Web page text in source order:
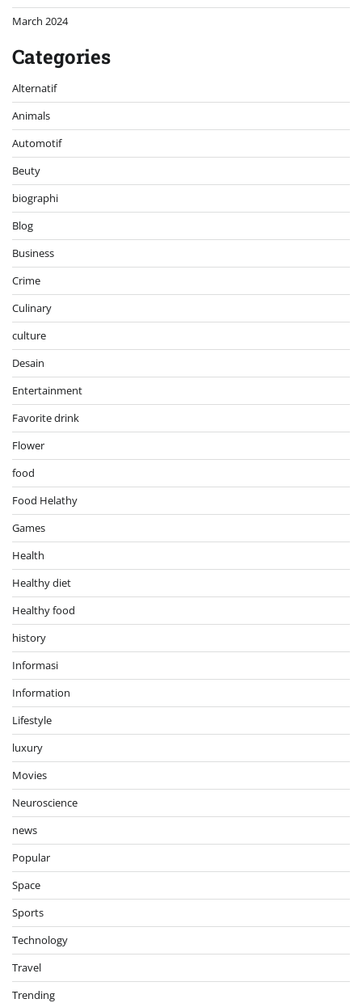
March 2024
Categories
Alternatif
Animals
Automotif
Beuty
biographi
Blog
Business
Crime
Culinary
culture
Desain
Entertainment
Favorite drink
Flower
food
Food Helathy
Games
Health
Healthy diet
Healthy food
history
Informasi
Information
Lifestyle
luxury
Movies
Neuroscience
news
Popular
Space
Sports
Technology
Travel
Trending